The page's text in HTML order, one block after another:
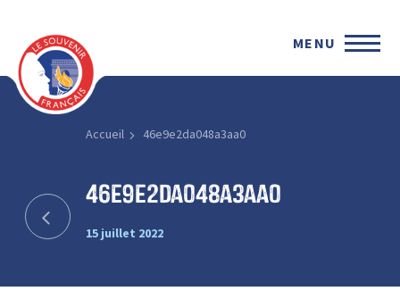
MENU
Accueil 46e9e2da048a3aa0
46e9e2da048a3aa0
15 juillet 2022